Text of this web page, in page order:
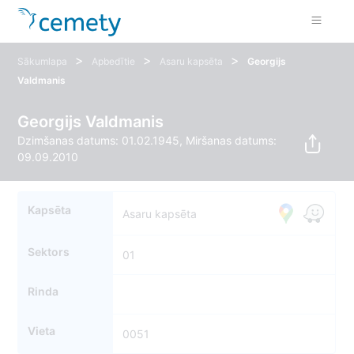
Sākumlapa > Apbedītie > Asaru kapsēta >
Georgijs
Valdmanis
Georgijs Valdmanis
Dzimšanas datums: 01.02.1945, Miršanas datums:
09.09.2010
Kapsēta Asaru kapsēta
Sektors 01
Rinda
Vieta 0051